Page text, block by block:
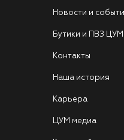
Новости и
Бутики и ПВЗ ЦУМ
Контакты
Наша история
Карьера
ЦУМ медиа